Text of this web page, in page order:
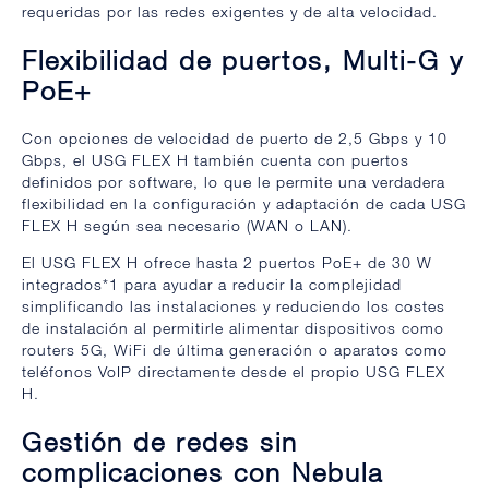
requeridas por las redes exigentes y de alta velocidad.
Flexibilidad de puertos, Multi-G y
PoE+
Con opciones de velocidad de puerto de 2,5 Gbps y 10
Gbps, el USG FLEX H también cuenta con puertos
definidos por software, lo que le permite una verdadera
flexibilidad en la configuración y adaptación de cada USG
FLEX H según sea necesario (WAN o LAN).
El USG FLEX H ofrece hasta 2 puertos PoE+ de 30 W
integrados*1 para ayudar a reducir la complejidad
simplificando las instalaciones y reduciendo los costes
de instalación al permitirle alimentar dispositivos como
routers 5G, WiFi de última generación o aparatos como
teléfonos VoIP directamente desde el propio USG FLEX
H.
Gestión de redes sin
complicaciones con Nebula